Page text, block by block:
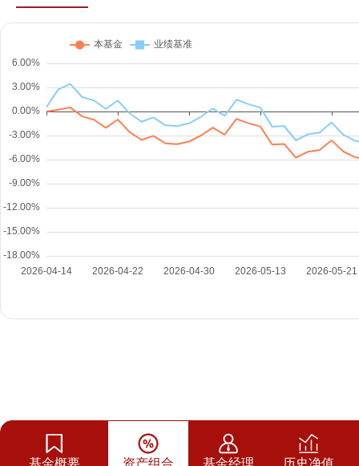
基金概要 资产组合 基金经理 历史净值